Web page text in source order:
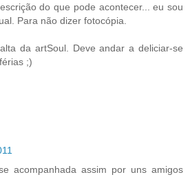
do que pode acontecer... eu sou
Para não dizer fotocópia.
da artSoul. Deve andar a deliciar-se
;)
acompanhada assim por uns amigos